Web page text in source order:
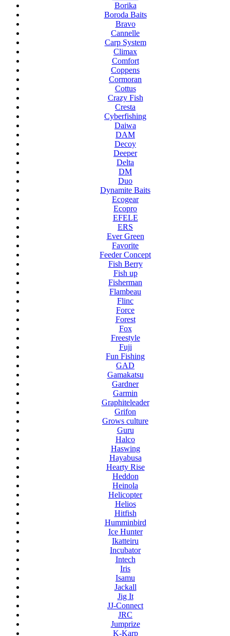
Borika
Boroda Baits
Bravo
Cannelle
Carp System
Climax
Comfort
Coppens
Cormoran
Cottus
Crazy Fish
Cresta
Cyberfishing
Daiwa
DAM
Decoy
Deeper
Delta
DM
Duo
Dynamite Baits
Ecogear
Ecopro
EFELE
ERS
Ever Green
Favorite
Feeder Concept
Fish Berry
Fish up
Fisherman
Flambeau
Flinc
Force
Forest
Fox
Freestyle
Fuji
Fun Fishing
GAD
Gamakatsu
Gardner
Garmin
Graphiteleader
Grifon
Grows culture
Guru
Halco
Haswing
Hayabusa
Hearty Rise
Heddon
Heinola
Helicopter
Helios
Hitfish
Humminbird
Ice Hunter
Ikatteiru
Incubator
Intech
Iris
Isamu
Jackall
Jig It
JJ-Connect
JRC
Jumprize
K-Karp